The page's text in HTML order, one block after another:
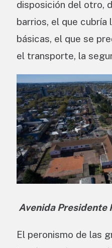
disposición del otro,
barrios, el que cubría
básicas, el que se
el transporte, la
Avenida Presidente
El peronismo de las